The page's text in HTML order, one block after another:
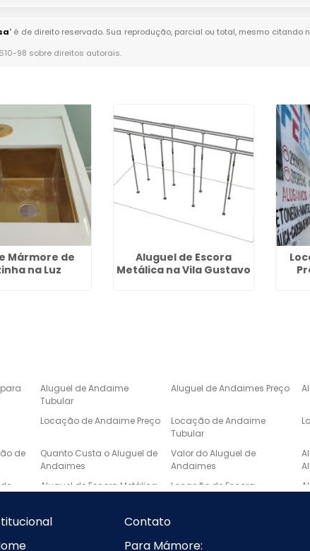
" é de direito reservado. Sua reprodução, parcial ou total, mesmo
98 sobre direitos autorais.
Mármore de
na Luz
Aluguel de Escora
Metálica na Vila Gustavo
Aluguel de Andaime
Tubular
Aluguel de Andaimes Preço
Locação de Andaime Preço
Locação de Andaime
Tubular
de
Quanto Custa o Aluguel de
Andaimes
Valor do Aluguel de
Andaimes
Aluguel de Escora Metálica
Locação de Escora
Escada de Mármore Preço
Contato
Para Mámore: